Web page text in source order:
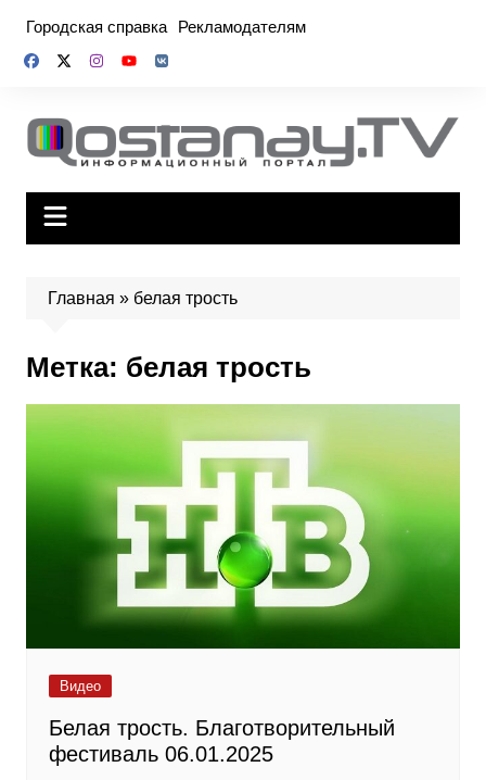
содержимому
Городская справка Рекламодателям
Главная » белая трость
Метка: белая трость
Видео
Белая трость. Благотворительный
фестиваль 06.01.2025